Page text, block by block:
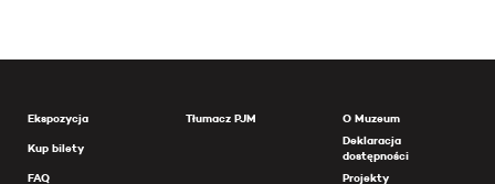
Ekspozycja
Kup bilety
FAQ
Tłumacz PJM
O Muzeum
Deklaracja
dostępności
Projekty